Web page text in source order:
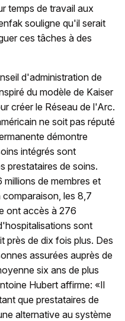
temps de travail aux
souligne qu'il serait
ces tâches à des
d'administration de
du modèle de Kaiser
créer le Réseau de l'Arc.
ne soit pas réputé
démontre
intégrés sont
prestataires de soins.
de membres et
les 8,7
ont accès à 276
sont
près de dix fois plus. Des
assurées auprès de
six ans de plus
Hubert affirme: «Il
que prestataires de
alternative au système